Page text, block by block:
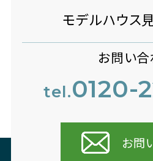
モデルハウス
お問い
tel.0120-
お問